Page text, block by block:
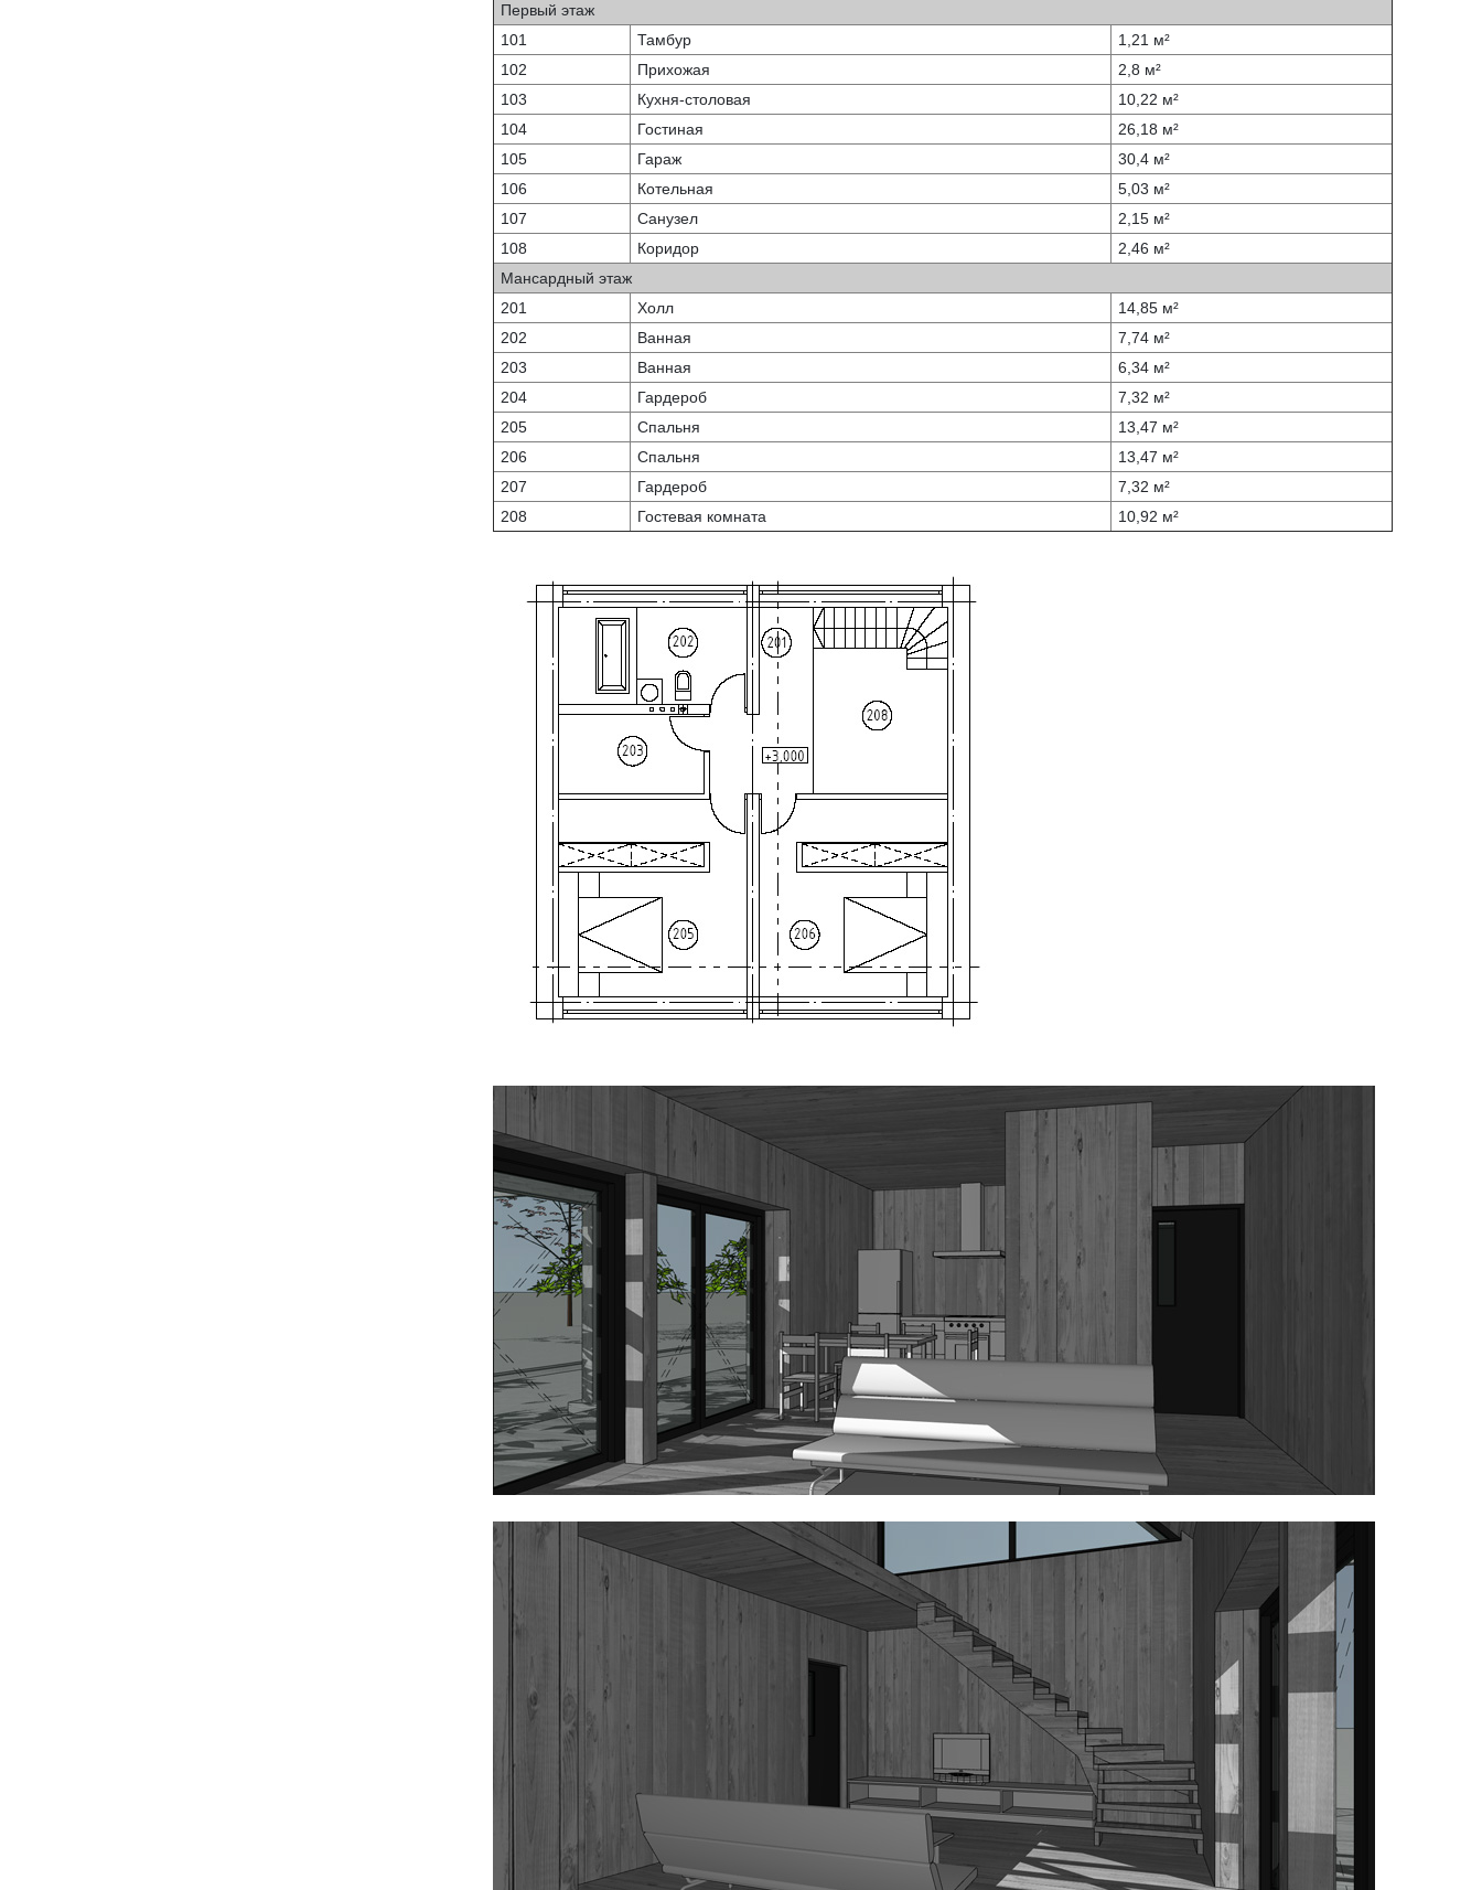
Первый этаж
101
Тамбур
1,21 м²
102
Прихожая
2,8 м²
103
Кухня-столовая
10,22 м²
104
Гостиная
26,18 м²
105
Гараж
30,4 м²
106
Котельная
5,03 м²
107
Санузел
2,15 м²
108
Коридор
2,46 м²
Мансардный этаж
201
Холл
14,85 м²
202
Ванная
7,74 м²
203
Ванная
6,34 м²
204
Гардероб
7,32 м²
205
Спальня
13,47 м²
206
Спальня
13,47 м²
207
Гардероб
7,32 м²
208
Гостевая комната 10,92 м²